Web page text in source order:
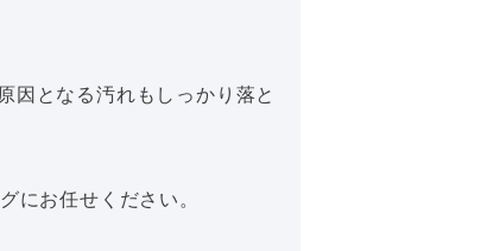
因となる汚れもしっかり落と
にお任せください。